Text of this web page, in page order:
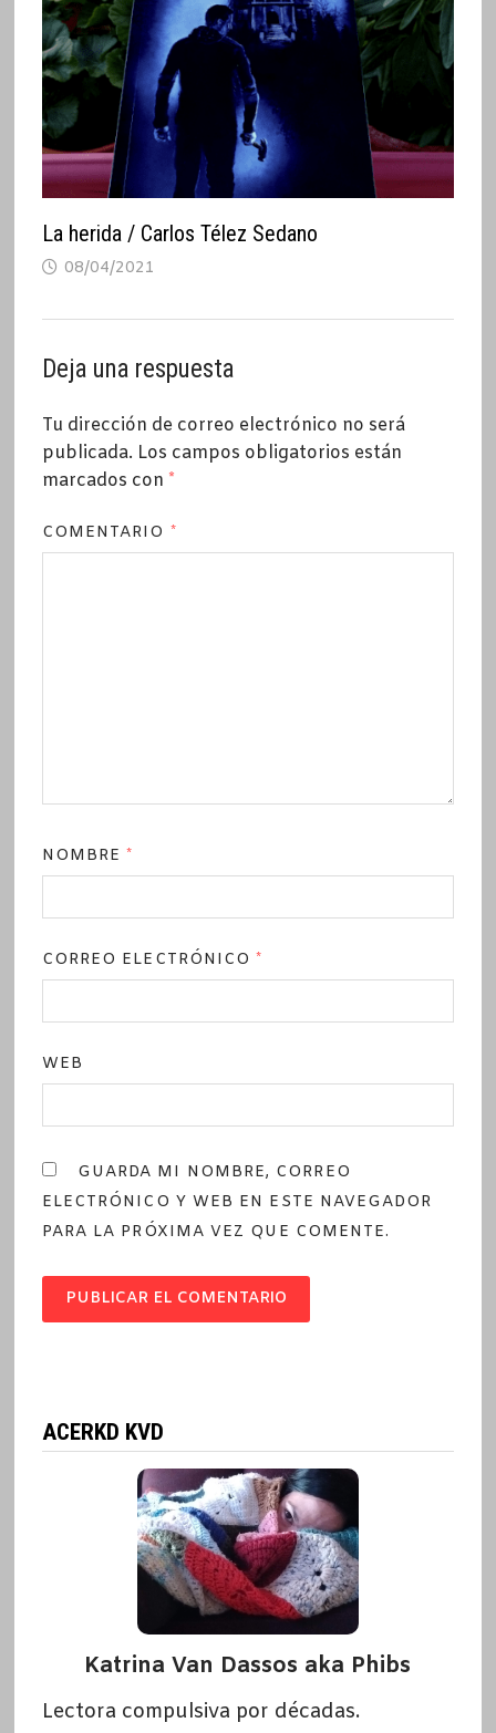
La herida / Carlos Télez Sedano
08/04/2021
Deja una respuesta
Tu dirección de correo electrónico no será
publicada. Los campos obligatorios están
marcados con *
COMENTARIO *
NOMBRE*
CORREO ELECTRÓNICO*
WEB
GUARDA MI NOMBRE, CORREO
ELECTRÓNICO Y WEB EN ESTE NAVEGADOR
PARA LA PRÓXIMA VEZ QUE COMENTE.
ACERKD KVD
Katrina Van Dassos aka Phibs
Lectora compulsiva por décadas.